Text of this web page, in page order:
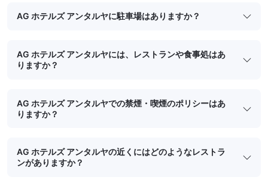
AG ホテルズ アンタルヤに駐車場はありますか？
AG ホテルズ アンタルヤには、レストランや食事処はあ
りますか？
AG ホテルズ アンタルヤでの禁煙・喫煙のポリシーはあ
りますか？
AG ホテルズ アンタルヤの近くにはどのようなレストラ
ンがありますか？